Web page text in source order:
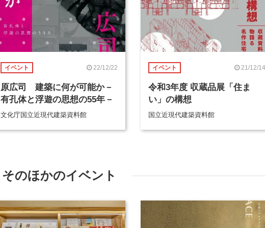
イベント 22/12/22
原広司 建築に何が可能か－
有孔体と浮遊の思想の55年－
文化庁国立近現代建築資料館
イベント 21/12/14
令和3年度 収蔵品展「住ま
い」の構想
国立近現代建築資料館
そのほかのイベント